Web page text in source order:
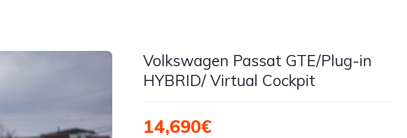
Volkswagen Passat GTE/Plug-in
HYBRID/ Virtual Cockpit
14,690€